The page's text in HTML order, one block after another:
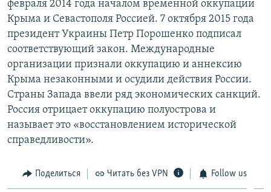
февраля 2014 года началом временной оккупации
Крыма и Севастополя Россией. 7 октября 2015 года
президент Украины Петр Порошенко подписал
соответствующий закон. Международные
организации признали оккупацию и аннексию
Крыма незаконными и осудили действия России.
Страны Запада ввели ряд экономических санкций.
Россия отрицает оккупацию полуострова и
называет это «восстановлением исторической
справедливости».
Поделиться Читать без VPN Follow us